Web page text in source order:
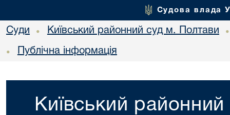
Судова влада
Суди • Київський районний суд м. Полтави •
• Публічна інформація
Київський